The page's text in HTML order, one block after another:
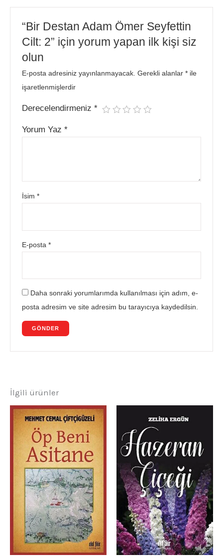
“Bir Destan Adam Ömer Seyfettin
Cilt: 2” için yorum yapan ilk kişi siz
olun
E-posta adresiniz yayınlanmayacak. Gerekli alanlar* ile
işaretlenmişlerdir
Derecelendirmeniz*
Yorum Yaz*
İsim*
E-posta*
Daha sonraki yorumlarımda kullanılması için adım, e-
posta adresim ve site adresim bu tarayıcıya kaydedilsin.
İlgili ürünler